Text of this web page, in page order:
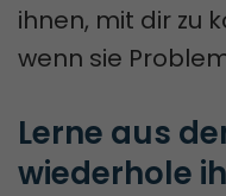
ihnen, mit dir zu
wenn sie
Lerne aus
wiederhole